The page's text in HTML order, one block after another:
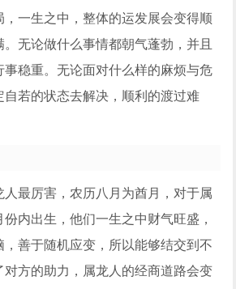
，一生之中，整体的运发展会变得顺
无论做什么事情都朝气蓬勃，并且
事稳重。无论面对什么样的麻烦与危
自若的状态去解决，顺利的渡过难
最厉害，农历八月为酋月，对于属
内出生，他们一生之中财气旺盛，
善于随机应变，所以能够结交到不
对方的助力，属龙人的经商道路会变